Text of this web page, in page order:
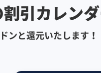
引カレン
ンと還元いたします！